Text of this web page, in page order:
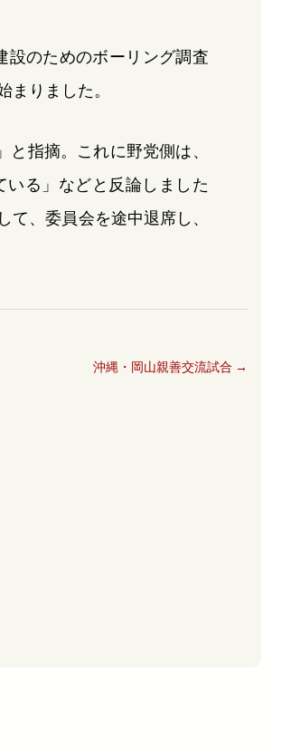
設のためのボーリング調査
りました。
指摘。これに野党側は、
いる」などと反論しました
、委員会を途中退席し、
沖縄・岡山親善交流試合 →